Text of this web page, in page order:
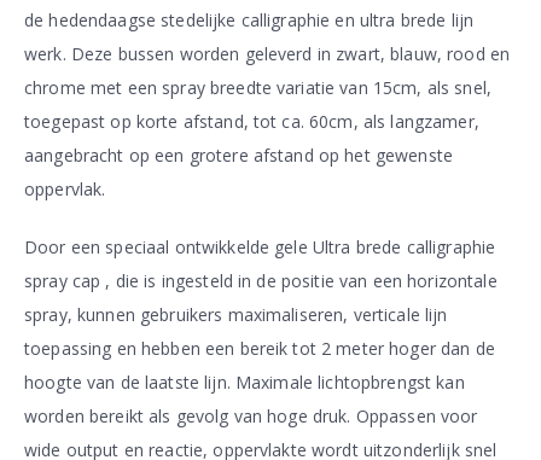
de hedendaagse stedelijke calligraphie en ultra brede lijn
werk. Deze bussen worden geleverd in zwart, blauw, rood en
chrome met een spray breedte variatie van 15cm, als snel,
toegepast op korte afstand, tot ca. 60cm, als langzamer,
aangebracht op een grotere afstand op het gewenste
oppervlak.
Door een speciaal ontwikkelde gele Ultra brede calligraphie
spray cap , die is ingesteld in de positie van een horizontale
spray, kunnen gebruikers maximaliseren, verticale lijn
toepassing en hebben een bereik tot 2 meter hoger dan de
hoogte van de laatste lijn. Maximale lichtopbrengst kan
worden bereikt als gevolg van hoge druk. Oppassen voor
wide output en reactie, oppervlakte wordt uitzonderlijk snel